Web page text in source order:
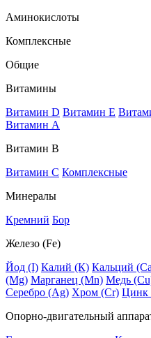
Аминокислоты
Комплексные
Общие
Витамины
Витамин D Витамин E
Витамин А
Витамин В
Витамин C Комплексные
Минералы
Кремний Бор
Железо (Fe)
Йод (I) Калий (К) Кальций
(Mg) Марганец (Mn) Медь
Серебро (Ag) Хром (Cr) Цинк
Опорно-двигательный